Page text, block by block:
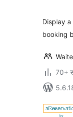
Display
booking
70+